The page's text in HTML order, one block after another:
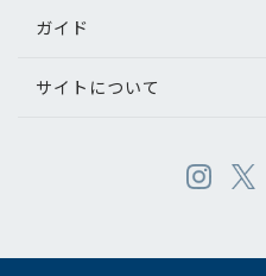
ガイド
サイトについて